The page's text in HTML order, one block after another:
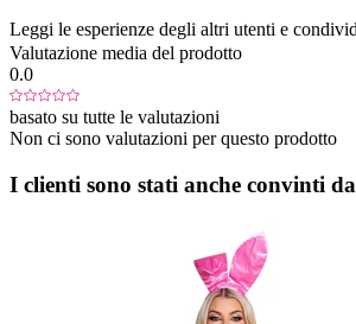
Leggi le esperienze degli altri utenti e
Valutazione media del prodotto
0.0
basato su tutte le valutazioni
Non ci sono valutazioni per questo prodotto
I clienti sono stati anche convinti